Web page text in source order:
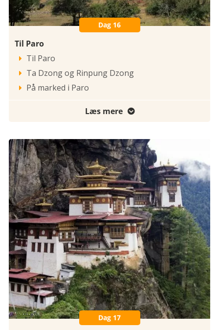
Dag 16
Til Paro
 Til Paro
 Ta Dzong og Rinpung Dzong
 På marked i Paro
Læs mere 
Dag 17